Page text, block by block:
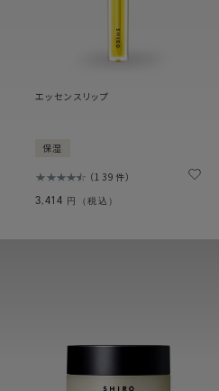
エッセンスリップ
保湿
139件
3,414 円（税込）